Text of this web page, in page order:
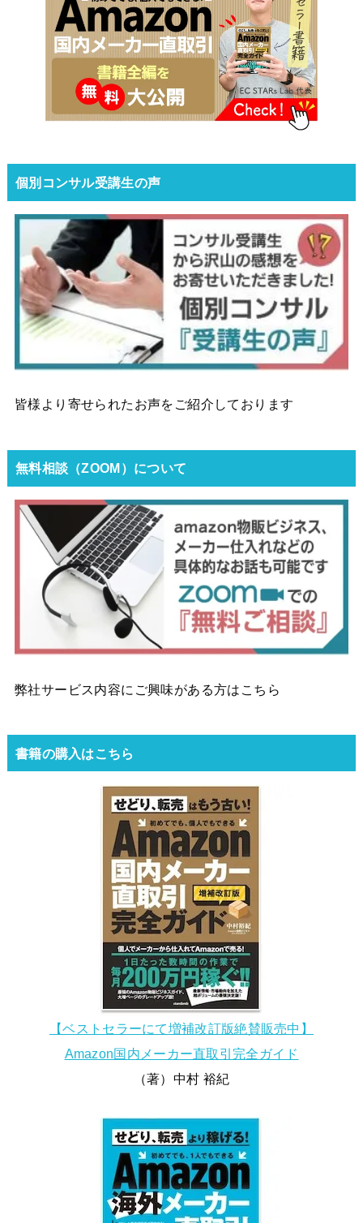
個別コンサル受講生の声
皆様より寄せられたお声をご紹介しております
無料相談（ZOOM）について
弊社サービス内容にご興味がある方はこちら
書籍の購入はこちら
【ベストセラーにて増補改訂版絶賛販売中】
Amazon国内メーカー直取引完全ガイド
（著）中村 裕紀